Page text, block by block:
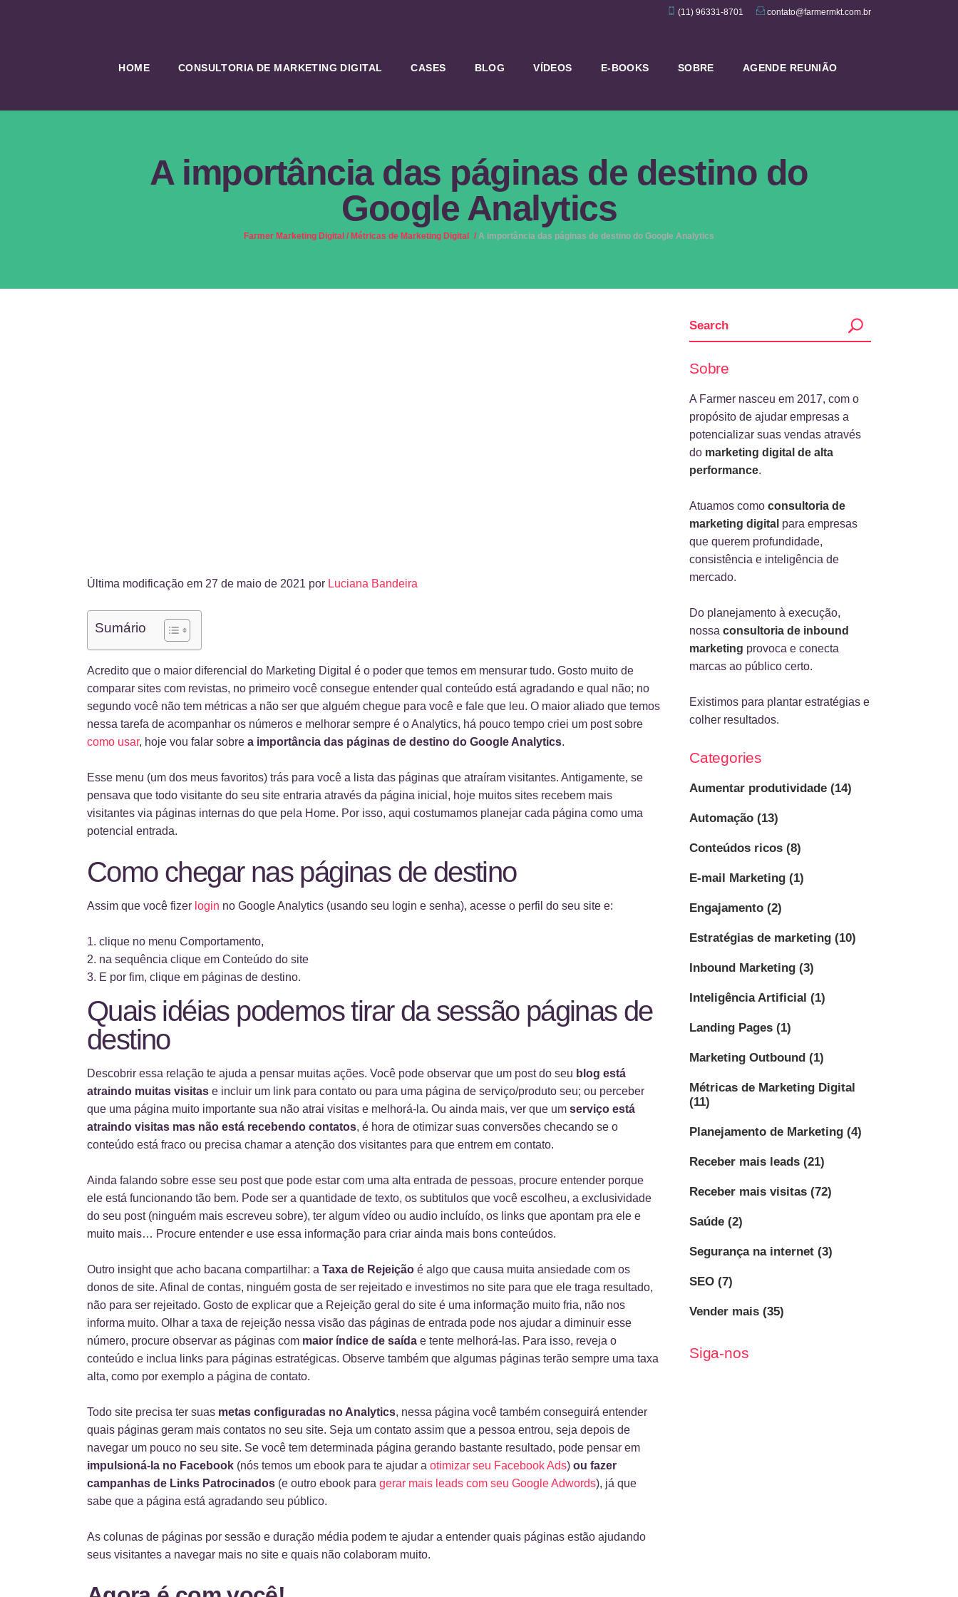
(11) 96331-8701 contato@farmermkt.com.br
HOME CONSULTORIA DE MARKETING DIGITAL CASES BLOG VÍDEOS E-BOOKS SOBRE AGENDE REUNIÃO
A importância das páginas de destino do
Google Analytics
Farmer Marketing Digital / Métricas de Marketing Digital / A importância das páginas de destino do Google Analytics
Última modificação em 27 de maio de 2021 por Luciana Bandeira
Sumário
Acredito que o maior diferencial do Marketing Digital é o poder que temos em mensurar tudo. Gosto muito de
comparar sites com revistas, no primeiro você consegue entender qual conteúdo está agradando e qual não; no
segundo você não tem métricas a não ser que alguém chegue para você e fale que leu. O maior aliado que temos
nessa tarefa de acompanhar os números e melhorar sempre é o Analytics, há pouco tempo criei um post sobre
como usar, hoje vou falar sobre a importância das páginas de destino do Google Analytics.
Esse menu (um dos meus favoritos) trás para você a lista das páginas que atraíram visitantes. Antigamente, se
pensava que todo visitante do seu site entraria através da página inicial, hoje muitos sites recebem mais
visitantes via páginas internas do que pela Home. Por isso, aqui costumamos planejar cada página como uma
potencial entrada.
Como chegar nas páginas de destino
Assim que você fizer login no Google Analytics (usando seu login e senha), acesse o perfil do seu site e:
clique no menu Comportamento,
na sequência clique em Conteúdo do site
E por fim, clique em páginas de destino.
Quais idéias podemos tirar da sessão páginas de
destino
Descobrir essa relação te ajuda a pensar muitas ações. Você pode observar que um post do seu blog está
atraindo muitas visitas e incluir um link para contato ou para uma página de serviço/produto seu; ou perceber
que uma página muito importante sua não atrai visitas e melhorá-la. Ou ainda mais, ver que um serviço está
atraindo visitas mas não está recebendo contatos, é hora de otimizar suas conversões checando se o
conteúdo está fraco ou precisa chamar a atenção dos visitantes para que entrem em contato.
Ainda falando sobre esse seu post que pode estar com uma alta entrada de pessoas, procure entender porque
ele está funcionando tão bem. Pode ser a quantidade de texto, os subtitulos que você escolheu, a exclusividade
do seu post (ninguém mais escreveu sobre), ter algum vídeo ou audio incluído, os links que apontam pra ele e
muito mais… Procure entender e use essa informação para criar ainda mais bons conteúdos.
Outro insight que acho bacana compartilhar: a Taxa de Rejeição é algo que causa muita ansiedade com os
donos de site. Afinal de contas, ninguém gosta de ser rejeitado e investimos no site para que ele traga resultado,
não para ser rejeitado. Gosto de explicar que a Rejeição geral do site é uma informação muito fria, não nos
informa muito. Olhar a taxa de rejeição nessa visão das páginas de entrada pode nos ajudar a diminuir esse
número, procure observar as páginas com maior índice de saída e tente melhorá-las. Para isso, reveja o
conteúdo e inclua links para páginas estratégicas. Observe também que algumas páginas terão sempre uma taxa
alta, como por exemplo a página de contato.
Todo site precisa ter suas metas configuradas no Analytics, nessa página você também conseguirá entender
quais páginas geram mais contatos no seu site. Seja um contato assim que a pessoa entrou, seja depois de
navegar um pouco no seu site. Se você tem determinada página gerando bastante resultado, pode pensar em
impulsioná-la no Facebook (nós temos um ebook para te ajudar a otimizar seu Facebook Ads) ou fazer
campanhas de Links Patrocinados (e outro ebook para gerar mais leads com seu Google Adwords), já que
sabe que a página está agradando seu público.
As colunas de páginas por sessão e duração média podem te ajudar a entender quais páginas estão ajudando
seus visitantes a navegar mais no site e quais não colaboram muito.
Sobre
A Farmer nasceu em 2017, com o
propósito de ajudar empresas a
potencializar suas vendas através
do marketing digital de alta
performance.
Atuamos como consultoria de
marketing digital para empresas
que querem profundidade,
consistência e inteligência de
mercado.
Do planejamento à execução,
nossa consultoria de inbound
marketing provoca e conecta
marcas ao público certo.
Existimos para plantar estratégias e
colher resultados.
Categories
Aumentar produtividade (14)
Automação (13)
Conteúdos ricos (8)
E-mail Marketing (1)
Engajamento (2)
Estratégias de marketing (10)
Inbound Marketing (3)
Inteligência Artificial (1)
Landing Pages (1)
Marketing Outbound (1)
Métricas de Marketing Digital
(11)
Planejamento de Marketing (4)
Receber mais leads (21)
Receber mais visitas (72)
Saúde (2)
Segurança na internet (3)
SEO (7)
Vender mais (35)
Siga-nos